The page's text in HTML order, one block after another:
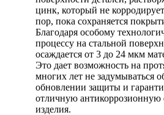
цинк, который не
пор, пока сохраняется
Благодаря особому
процессу на стальной
осаждается от 3 до 24 мкм
Это дает возможность на
многих лет не задумываться
обновлении защиты и
отличную антикоррозионную
изделия.